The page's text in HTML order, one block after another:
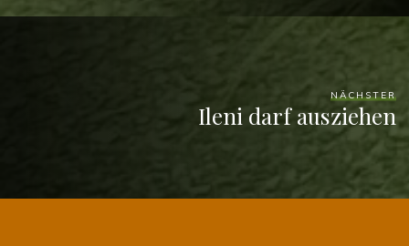
NÄCHSTER
Ileni darf ausziehen